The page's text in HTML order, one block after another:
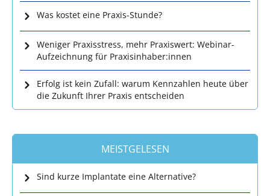
Was kostet eine Praxis-Stunde?
Weniger Praxisstress, mehr Praxiswert: Webinar-
Aufzeichnung für Praxisinhaber:innen
Erfolg ist kein Zufall: warum Kennzahlen heute über
die Zukunft Ihrer Praxis entscheiden
MEISTGELESEN
Sind kurze Implantate eine Alternative?